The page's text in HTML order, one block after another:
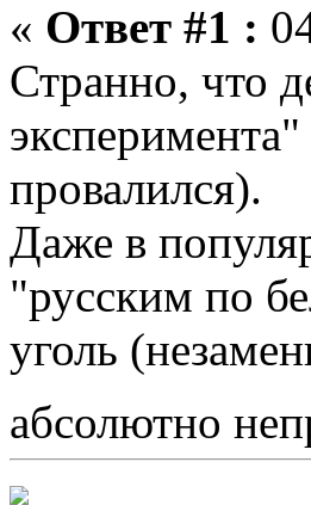
« Ответ #1 :
Странно, что
провалился).
Даже в
"русским по
уголь
абсолютно